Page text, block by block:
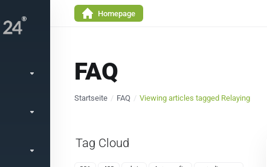
Homepage
FAQ
Startseite FAQ Viewing articles tagged Relaying
Tag Cloud